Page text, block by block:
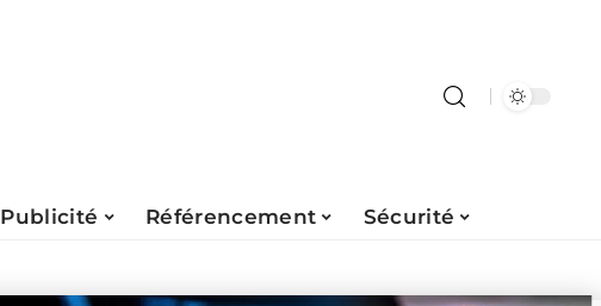
Publicité Référencement Sécurité